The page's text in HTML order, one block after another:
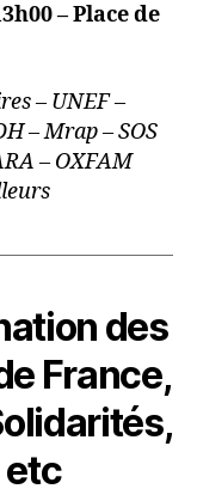
– Place de
– UNEF –
– Mrap – SOS
– OXFAM
des
France,
etc